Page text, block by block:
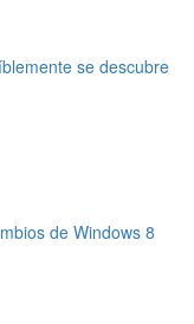
se descubre
de Windows 8